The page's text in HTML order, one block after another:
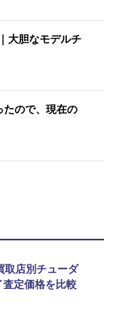
大胆なモデルチ
たので、現在の
取店別チューダ
定価格を比較